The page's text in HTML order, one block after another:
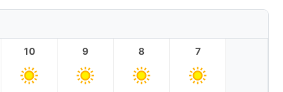
7
8
9
10